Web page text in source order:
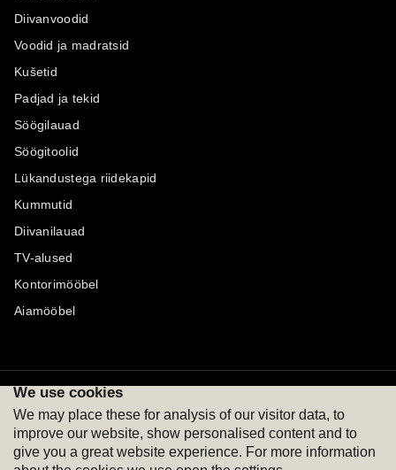
Diivanvoodid
Voodid ja madratsid
Kušetid
Padjad ja tekid
Söögilauad
Söögitoolid
Lükandustega riidekapid
Kummutid
Diivanilauad
TV-alused
Kontorimööbel
Aiamööbel
Maksevõimalused
We use cookies
We may place these for analysis of our visitor data, to
improve our website, show personalised content and to
give you a great website experience. For more information